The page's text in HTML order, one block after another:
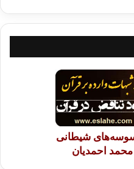
شیطانی
محمد احمدیان